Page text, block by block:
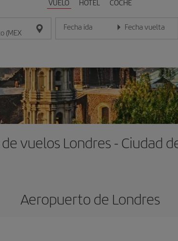
VUELO HOTEL COCHE
Fecha ida
Introduce la fecha en formato día/mes/año
Fecha vuelta
Introduce la fecha en
vuelos Londres - Ciudad
Aeropuerto de Londres